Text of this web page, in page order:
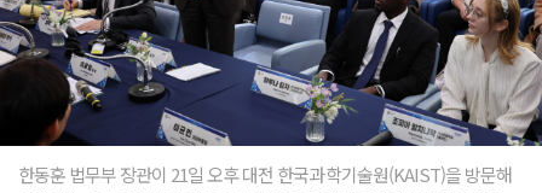
한동훈 법무부 장관이 21일 오후 대전 한국과학기술원(KAIST)을 방문해